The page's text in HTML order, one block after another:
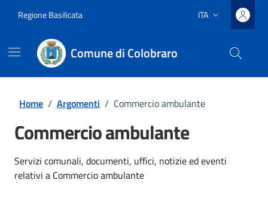
Regione Basilicata Lingua attiva:
ITA
Comune di Colobraro
Home / Argomenti / Commercio ambulante
Commercio ambulante
Dettagli dell'argomento
Servizi comunali, documenti, uffici, notizie ed eventi
relativi a Commercio ambulante